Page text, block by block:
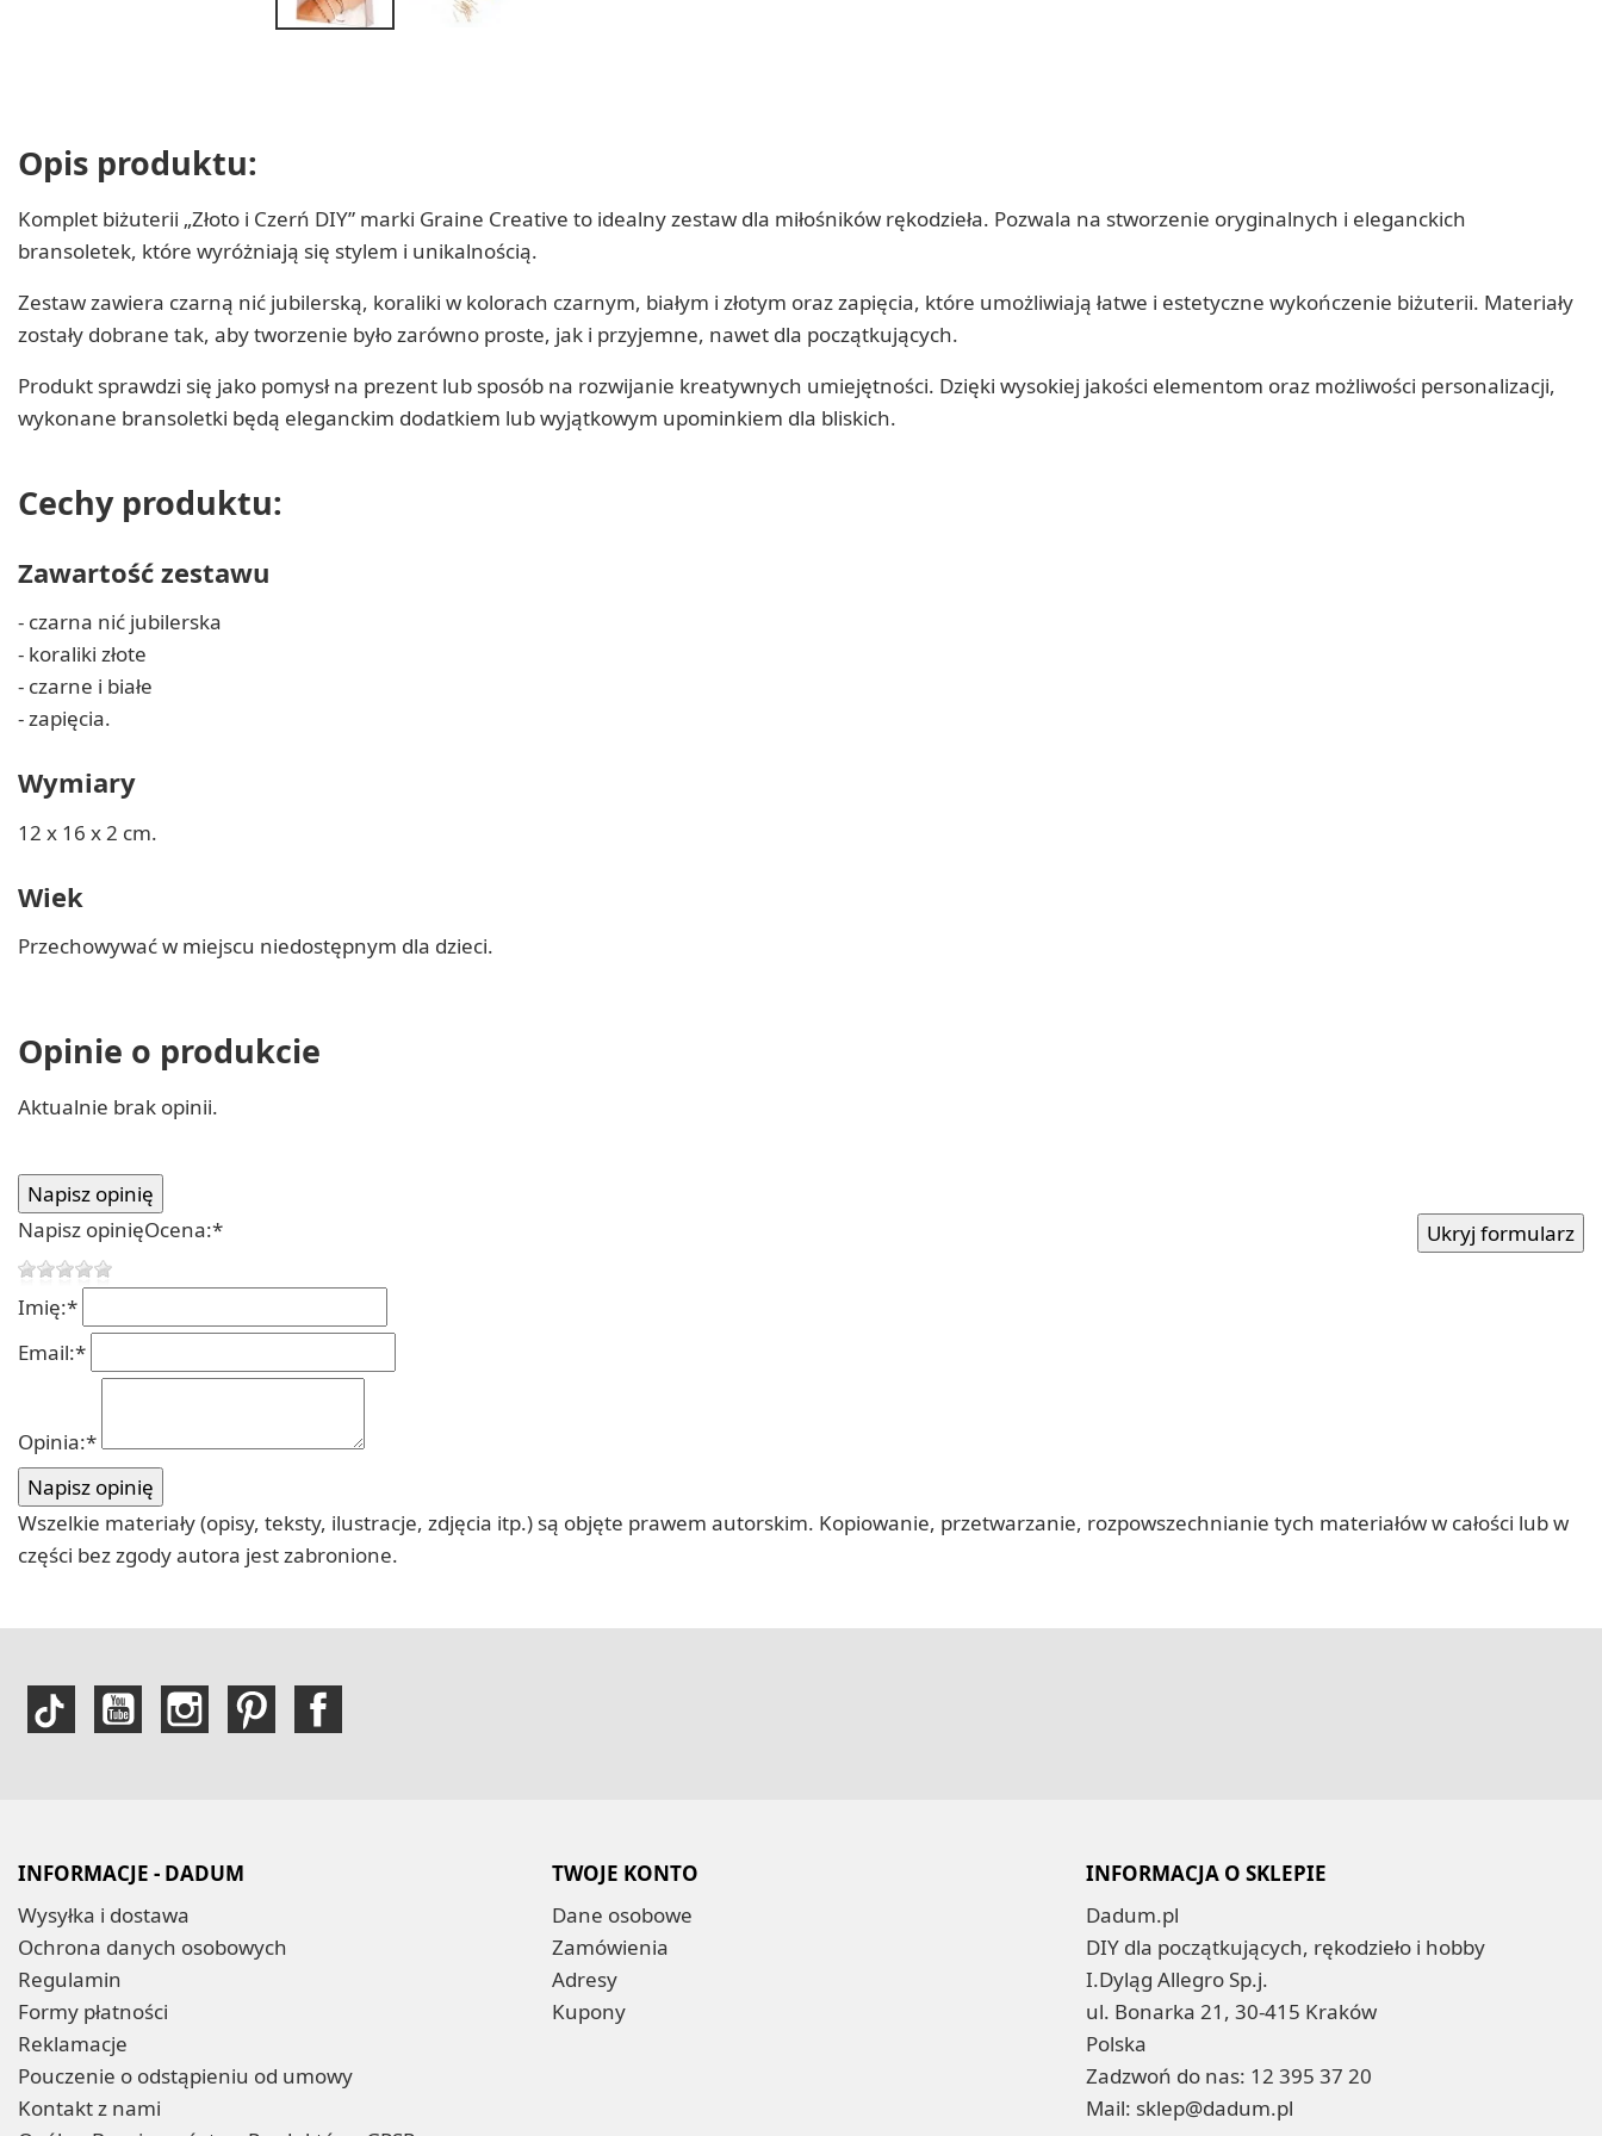
Opis produktu:
Komplet biżuterii „Złoto i Czerń DIY” marki Graine Creative to idealny zestaw dla miłośników rękodzieła. Pozwala na stworzenie oryginalnych i eleganckich
bransoletek, które wyróżniają się stylem i unikalnością.
Zestaw zawiera czarną nić jubilerską, koraliki w kolorach czarnym, białym i złotym oraz zapięcia, które umożliwiają łatwe i estetyczne wykończenie biżuterii. Materiały
zostały dobrane tak, aby tworzenie było zarówno proste, jak i przyjemne, nawet dla początkujących.
Produkt sprawdzi się jako pomysł na prezent lub sposób na rozwijanie kreatywnych umiejętności. Dzięki wysokiej jakości elementom oraz możliwości personalizacji,
wykonane bransoletki będą eleganckim dodatkiem lub wyjątkowym upominkiem dla bliskich.
Cechy produktu:
Zawartość zestawu
- czarna nić jubilerska
- koraliki złote
- czarne i białe
- zapięcia.
Wymiary
12 x 16 x 2 cm.
Wiek
Przechowywać w miejscu niedostępnym dla dzieci.
Opinie o produkcie
Aktualnie brak opinii.
Napisz opinięOcena:*
Imię:*
Email:*
Opinia:*
Wszelkie materiały (opisy, teksty, ilustracje, zdjęcia itp.) są objęte prawem autorskim. Kopiowanie, przetwarzanie, rozpowszechnianie tych materiałów w całości lub w
części bez zgody autora jest zabronione.
INFORMACJE - DADUM
Wysyłka i dostawa
Ochrona danych osobowych
Regulamin
Formy płatności
Reklamacje
Pouczenie o odstąpieniu od umowy
Kontakt z nami
TWOJE KONTO
Dane osobowe
Zamówienia
Adresy
Kupony
INFORMACJA O SKLEPIE
Dadum.pl
DIY dla początkujących, rękodzieło i hobby
I.Dyląg Allegro Sp.j.
ul. Bonarka 21, 30-415 Kraków
Polska
Zadzwoń do nas: 12 395 37 20
Mail: sklep@dadum.pl